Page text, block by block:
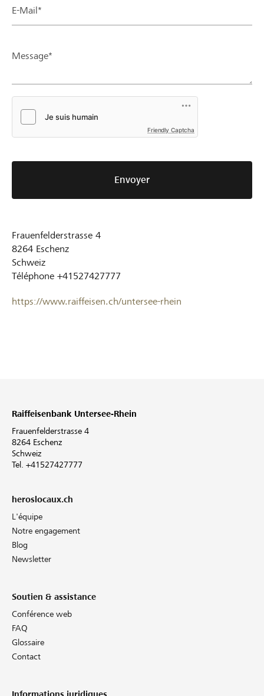
E-Mail*
Message*
Friendly Captcha
Envoyer
Frauenfelderstrasse 4
8264 Eschenz
Schweiz
Téléphone +41527427777
https://www.raiffeisen.ch/untersee-rhein
Raiffeisenbank Untersee-Rhein
Frauenfelderstrasse 4
8264 Eschenz
Schweiz
Tel. +41527427777
heroslocaux.ch
L'équipe
Notre engagement
Blog
Newsletter
Soutien & assistance
Conférence web
FAQ
Glossaire
Contact
Informations juridiques